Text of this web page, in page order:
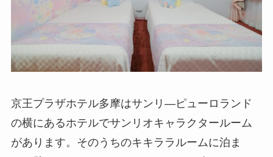
京王プラザホテル多摩はサンリ―ピューロランド
の横にあるホテルでサンリオキャラクタールーム
があります。そのうちのキキララルームに泊ま